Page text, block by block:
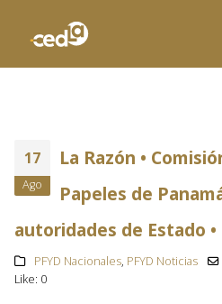
17
Ago
La Razón •
Papeles de
autoridades de Estado
PFYD Nacionales, PFYD Noticias
Like: 0